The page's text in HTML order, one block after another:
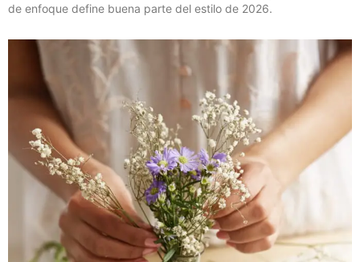
de enfoque define buena parte del estilo de 2026.